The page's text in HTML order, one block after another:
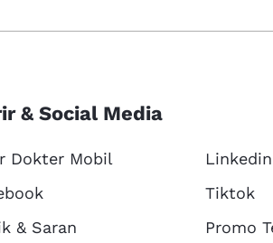
& Social Media
Dokter Mobil
Linkedin
Tiktok
& Saran
Promo